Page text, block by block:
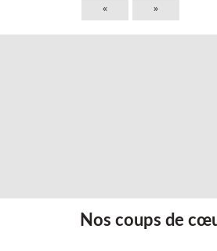
« »
Nos coups de